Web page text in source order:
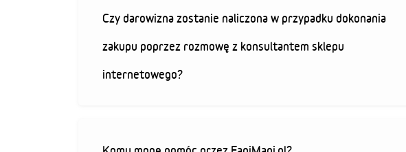
Czy darowizna zostanie naliczona w przypadku dokonania
zakupu poprzez rozmowę z konsultantem sklepu
internetowego?